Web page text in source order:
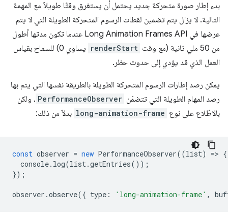
بدء إطار صورة متحركة جديد يحتمل أن يستغرق وقتًا طويلاً مع المهمة
التالية. لا يزال يتم تضمين لقطات الرسوم المتحركة الطويلة التي لا يتم
عرضها في Long Animation Frames API عندما تكون مدتها أطول
من 50 ملي ثانية (مع وقت
renderStart
يساوي 0) للسماح بقياس
العمل الذي قد يؤدي إلى حدوث حظر.
يمكن رصد إطارات الرسوم المتحركة الطويلة بالطريقة نفسها التي يتم بها
رصد المهام الطويلة التي تتضمّن PerformanceObserver ، ولكن
بالاطّلاع على نوع long-animation-frame بدلاً من ذلك:
const observer = new PerformanceObserver((list) => {
console. log(list.getEntries());
});
observer .observe({ type : 'long-animation-frame' ,